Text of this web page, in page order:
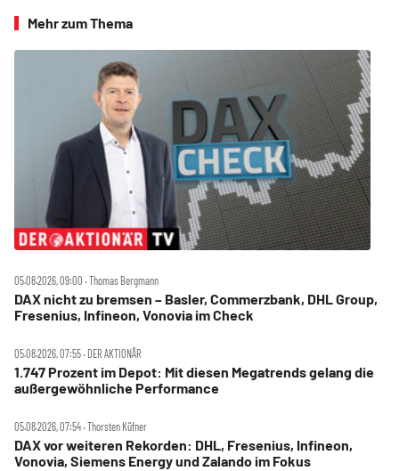
Mehr zum Thema
05.08.2026, 09:00 ‧ Thomas Bergmann
DAX nicht zu bremsen – Basler, Commerzbank, DHL Group,
Fresenius, Infineon, Vonovia im Check
05.08.2026, 07:55 ‧ DER AKTIONÄR
1.747 Prozent im Depot: Mit diesen Megatrends gelang die
außergewöhnliche Performance
05.08.2026, 07:54 ‧ Thorsten Küfner
DAX vor weiteren Rekorden: DHL, Fresenius, Infineon,
Vonovia, Siemens Energy und Zalando im Fokus